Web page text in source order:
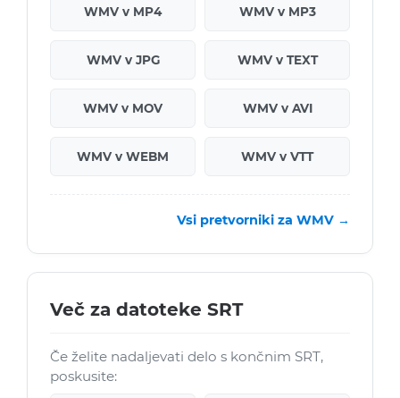
WMV v MP4 WMV v MP3
WMV v JPG WMV v TEXT
WMV v MOV WMV v AVI
WMV v WEBM WMV v VTT
Vsi pretvorniki za WMV →
Več za datoteke SRT
Če želite nadaljevati delo s končnim SRT,
poskusite: